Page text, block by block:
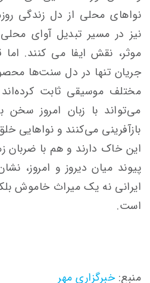
نواهای محلی از دل زندگی
نیز در مسیر تبدیل آوای
موثر، نقش ایفا می کنند.
جریان تنها در دل سنت‌ها
مختلف موسیقی ثابت
می‌تواند با زبان امروز سخن
بازآفرینی می‌کنند و نواهایی
این خاک دارند و هم با ضربان
پیوند میان دیروز و امروز،
ایرانی نه یک میراث خاموش
است.
منبع:خبرگزاری مهر